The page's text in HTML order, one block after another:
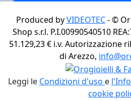
Produced byVIDEOTEC - ©
Shop s.r.l. P.I.00990540510
51.129,23 € i.v. Autorizzazione
di Arezzo,
Leggi le Condizioni d'uso e
cookie